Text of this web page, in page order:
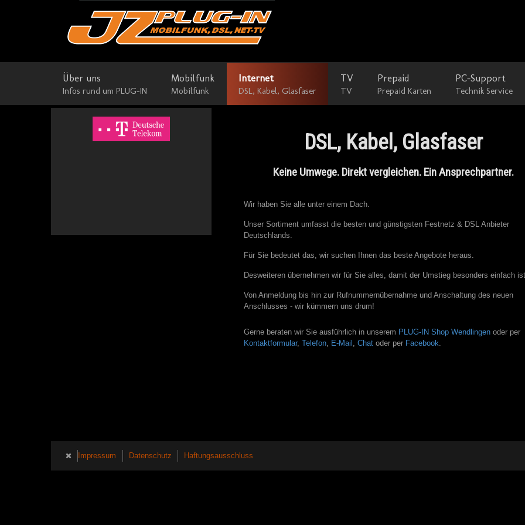
Über uns
Infos rund um PLUG-IN
Mobilfunk
Mobilfunk
Internet
DSL, Kabel, Glasfaser
TV
TV
Prepaid
Prepaid Karten
PC-Support
Technik Service
DSL, Kabel, Glasfaser
Keine Umwege. Direkt vergleichen. Ein Ansprechpartner.
Wir haben Sie alle unter einem Dach.
Unser Sortiment umfasst die besten und günstigsten Festnetz & DSL Anbieter
Deutschlands.
Für Sie bedeutet das, wir suchen Ihnen das beste Angebote heraus.
Desweiteren übernehmen wir für Sie alles, damit der Umstieg besonders einfach
Von Anmeldung bis hin zur Rufnummernübernahme und Anschaltung des neuen
Anschlusses - wir kümmern uns drum!
Gerne beraten wir Sie ausführlich in unserem PLUG-IN Shop Wendlingenoder per
Kontaktformular, Telefon, E-Mail , Chatoder per Facebook.
Impressum Datenschutz Haftungsausschluss